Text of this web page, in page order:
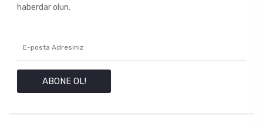
haberdar olun.
ABONE OL!